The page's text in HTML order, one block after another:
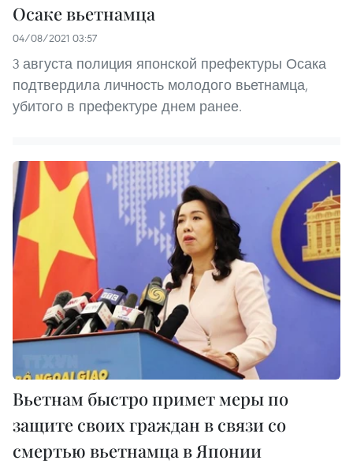
Осаке вьетнамца
04/08/2021 03:57
3 августа полиция японской префектуры Осака
подтвердила личность молодого вьетнамца,
убитого в префектуре днем ранее.
Вьетнам быстро примет меры по
защите своих граждан в связи со
смертью вьетнамца в Японии